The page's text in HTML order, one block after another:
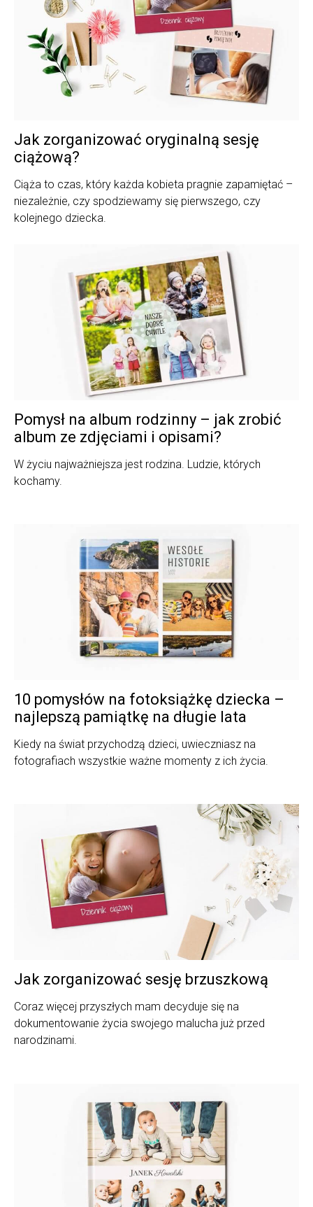
Jak zorganizować oryginalną sesję
ciążową?
Ciąża to czas, który każda kobieta pragnie zapamiętać –
niezależnie, czy spodziewamy się pierwszego, czy
kolejnego dziecka.
Pomysł na album rodzinny – jak zrobić
album ze zdjęciami i opisami?
W życiu najważniejsza jest rodzina. Ludzie, których
kochamy.
10 pomysłów na fotoksiążkę dziecka –
najlepszą pamiątkę na długie lata
Kiedy na świat przychodzą dzieci, uwieczniasz na
fotografiach wszystkie ważne momenty z ich życia.
Jak zorganizować sesję brzuszkową
Coraz więcej przyszłych mam decyduje się na
dokumentowanie życia swojego malucha już przed
narodzinami.